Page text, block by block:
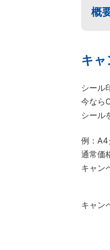
概
キャ
シール
今なら
シール
例： A4
通常
キャ
キャン